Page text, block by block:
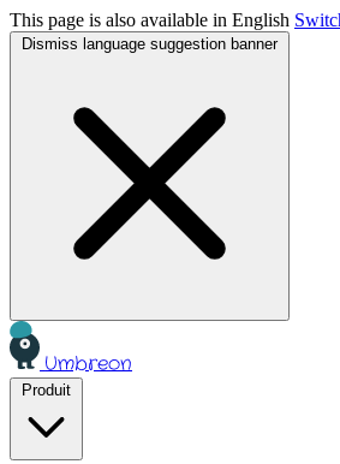
This page is also available in English
Dismiss language suggestion banner
Umbreon